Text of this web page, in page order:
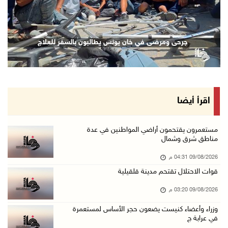
09/آب/2026 03:20 م
رئيس البرلمان العربي يعزي بوفاة السفير اللوح: ...
09/آب/2026 03:05 م
لجنة الانتخابات تبدأ تدريب طواقمها استعدادا ل ...
فتوح ينعى سفير فلسطين لدى مصر القائد الوطني د ...
الرئيس يستقبل رئيسة وأعضاء مجلس بلدي نابلس وي ...
وزراء وأعضاء كنيست يضعون حجر الأساس لمستعمرة ...
09/آب/2026 02:23 م
شاهين تودع السفير المصري وتثمن دور القاهرة ال ...
09/آب/2026 02:15 م
فضيتان وبرونزية لفلسطين في ثاني أيام بطولة ال ...
جرحى نازحون ينتظرون الحصول على طعام في خان يونس
اقرأ أيضا
مستعمرون يقتحمون أراضي المواطنين في عدة
مناطق شرق وشمال
09/08/2026 04:31 م
قوات الاحتلال تقتحم مدينة قلقيلية
09/08/2026 03:20 م
وزراء وأعضاء كنيست يضعون حجر الأساس لمستعمرة
في عرابة ج